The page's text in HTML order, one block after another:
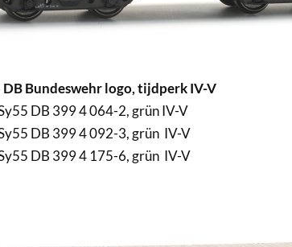
DB Bundeswehr logo, tijdperk IV-V
DB 399 4 064-2, grün IV-V
DB 399 4 092-3, grün IV-V
DB 399 4 175-6, grün IV-V